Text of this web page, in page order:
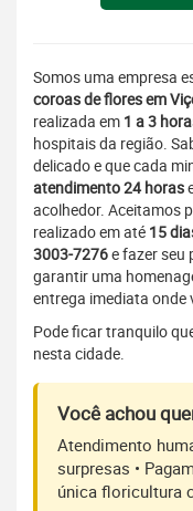
Somos uma empresa
coroas de flores em
realizada em 1 a 3
hospitais da região.
delicado e que cada
atendimento 24 horas
acolhedor. Aceitamos
realizado em até 15
3003-7276e fazer seu
garantir uma
entrega imediata onde
Pode ficar tranquilo
nesta cidade.
Você achou
Atendimento
surpresas •
única floricultura